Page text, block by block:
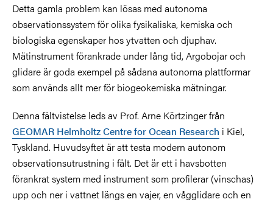
Detta gamla problem kan lösas med autonoma
observationssystem för olika fysikaliska, kemiska och
biologiska egenskaper hos ytvatten och djuphav.
Mätinstrument förankrade under lång tid, Argobojar och
glidare är goda exempel på sådana autonoma plattformar
som används allt mer för biogeokemiska mätningar.
Denna fältvistelse leds av Prof. Arne Körtzinger från
GEOMAR Helmholtz Centre for Ocean Research i Kiel,
Tyskland. Huvudsyftet är att testa modern autonom
observationsutrustning i fält. Det är ett i havsbotten
förankrat system med instrument som profilerar (vinschas)
upp och ner i vattnet längs en vajer, en vågglidare och en